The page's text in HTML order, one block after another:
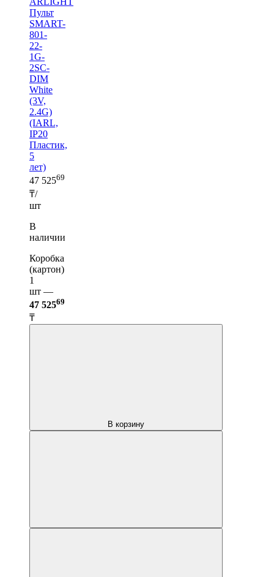
Пульт
SMART-
801-
22-
1G-
2SC-
DIM
White
(3V,
2.4G)
(IARL,
IP20
Пластик,
5
лет)
47 52569
₸/
шт
В
наличии
Коробка
(картон)
1
шт —
47 52569
₸
В корзину